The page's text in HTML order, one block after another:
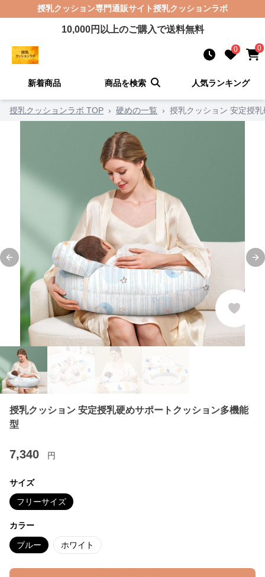
授乳クッション専門通販サイト授乳クッションラボ
10,000円以上のご購入で送料無料
0 0
新着商品 商品を検索 人気ランキング
授乳クッションラボ TOP › 硬めの一覧 › 授乳クッション 安定授
Previous slide
授乳クッション 安定授乳硬めサポートクッション多機能
型
7,340 円
サイズ
フリーサイズ
カラー
ブルー ホワイト